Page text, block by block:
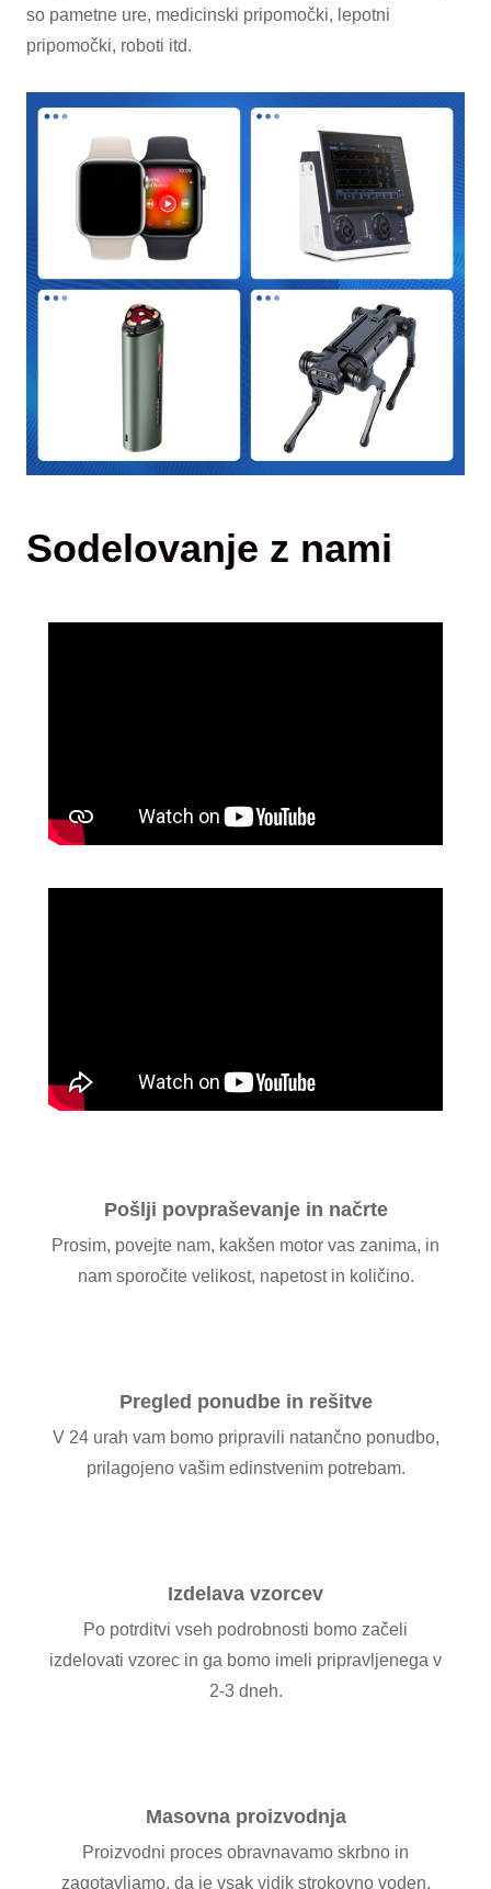
so pametne ure, medicinski pripomočki, lepotni
pripomočki, roboti itd.
Sodelovanje z nami
Pošlji povpraševanje in načrte
Prosim, povejte nam, kakšen motor vas zanima, in
nam sporočite velikost, napetost in količino.
Pregled ponudbe in rešitve
V 24 urah vam bomo pripravili natančno ponudbo,
prilagojeno vašim edinstvenim potrebam.
Izdelava vzorcev
Po potrditvi vseh podrobnosti bomo začeli
izdelovati vzorec in ga bomo imeli pripravljenega v
2-3 dneh.
Masovna proizvodnja
Proizvodni proces obravnavamo skrbno in
zagotavljamo, da je vsak vidik strokovno voden.